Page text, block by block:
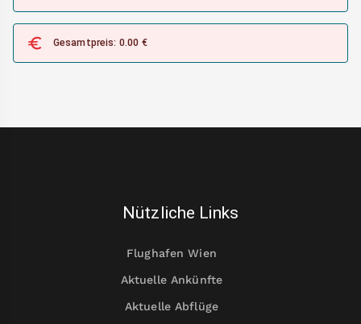
Gesamtpreis: 0.00 €
Nützliche Links
Flughafen Wien
Aktuelle Ankünfte
Aktuelle Abflüge